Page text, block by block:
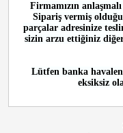
Firmamızın
Sipariş vermiş
parçalar adresinize
sizin arzu ettiğiniz
Lütfen banka
eksiksiz